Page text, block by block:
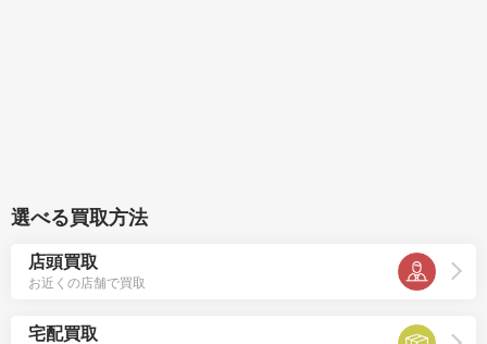
選べる買取方法
店頭買取
お近くの店舗で買取
宅配買取